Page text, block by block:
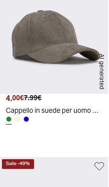
AI generated
Prezzo attuale
4.00€ Prezzo originale
7.99€
Cappello in suede per uomo baseball - Verde
Sale-49%